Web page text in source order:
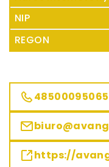
NIP
REGON
48500095065
https://